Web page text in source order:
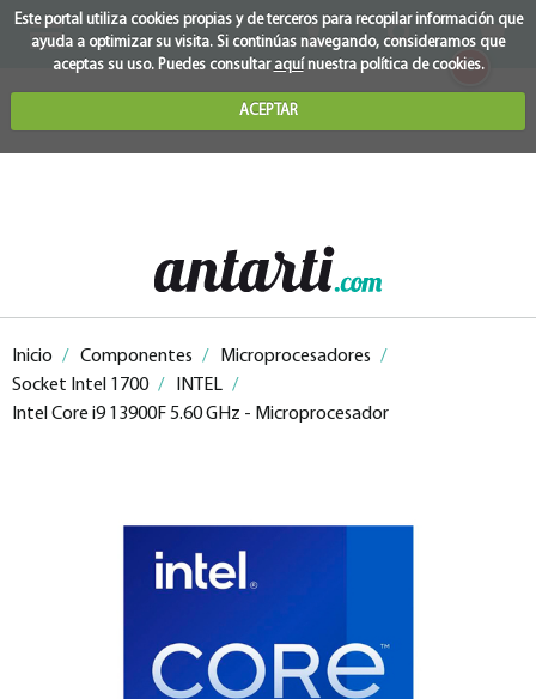
Este portal utiliza cookies propias y de terceros para recopilar información que
ayuda a optimizar su visita. Si continúas navegando, consideramos que
aceptas su uso. Puedes consultar aquínuestra política de cookies.
ACEPTAR
0
Inicio / Componentes / Microprocesadores /
Socket Intel 1700 / INTEL /
Intel Core i9 13900F 5.60 GHz - Microprocesador